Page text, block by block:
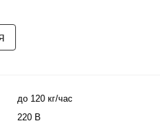
до 120 кг/час
220 В